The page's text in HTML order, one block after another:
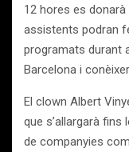
12 hores es
assistents podran
programats durant
Barcelona i
El clown Albert
que s’allargarà
de companyies